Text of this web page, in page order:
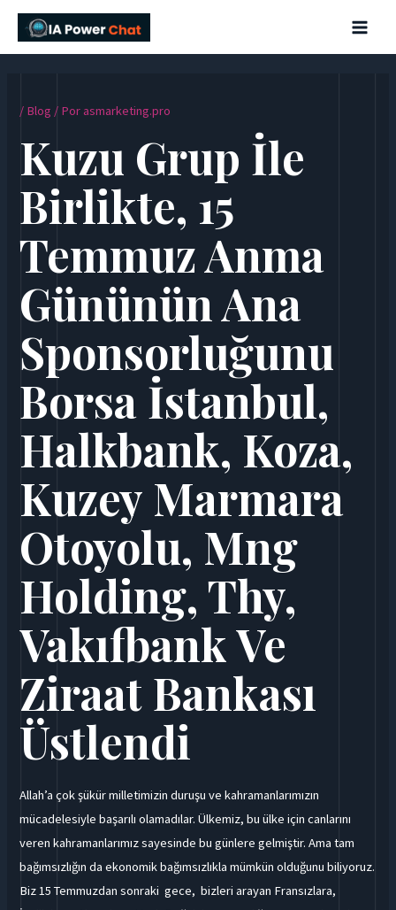
contenido
Main
/ Blog / Por asmarketing.pro
Kuzu Grup İle
Birlikte, 15
Temmuz Anma
Gününün Ana
Sponsorluğunu
Borsa İstanbul,
Halkbank, Koza,
Kuzey Marmara
Otoyolu, Mng
Holding, Thy,
Vakıfbank Ve
Ziraat Bankası
Üstlendi
Allah’a çok şükür milletimizin duruşu ve kahramanlarımızın
mücadelesiyle başarılı olamadılar. Ülkemiz, bu ülke için canlarını
veren kahramanlarımız sayesinde bu günlere gelmiştir. Ama tam
bağımsızlığın da ekonomik bağımsızlıkla mümkün olduğunu biliyoruz.
Biz 15 Temmuzdan sonraki gece, bizleri arayan Fransızlara,
Navegación
de
entradas